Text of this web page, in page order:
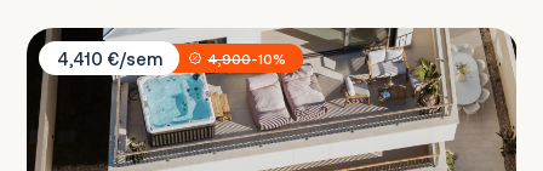
Villa Spa Dubrovnik E
4,410 €/sem
4,900-10%